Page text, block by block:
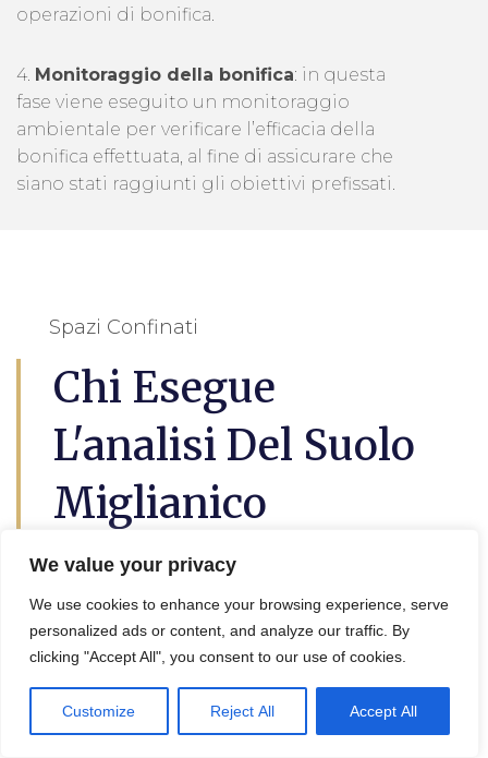
We value your privacy
We use cookies to enhance your browsing experience, serve
personalized ads or content, and analyze our traffic. By
clicking "Accept All", you consent to our use of cookies.
Customize Reject All Accept All
operazioni di bonifica.
4. Monitoraggio della bonifica: in questa
fase viene eseguito un monitoraggio
ambientale per verificare l’efficacia della
bonifica effettuata, al fine di assicurare che
siano stati raggiunti gli obiettivi prefissati.
Spazi Confinati
Chi Esegue
L'analisi Del Suolo
Miglianico
analisi del suolo a Miglianico
utile per lil progetto di decontaminazione e
bonifica terreni, in effetti viene eseguita da
un geologo, un agronomo o un tecnico
Queste persone possono analizzare